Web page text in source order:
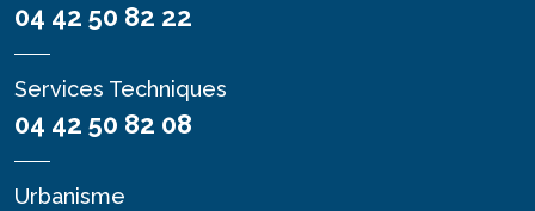
04 42 50 82 22
Services Techniques
04 42 50 82 08
Urbanisme